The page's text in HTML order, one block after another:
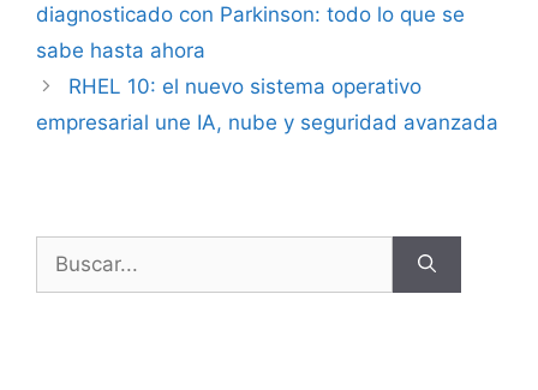
diagnosticado con Parkinson: todo lo que se
sabe hasta ahora
RHEL 10: el nuevo sistema operativo
empresarial une IA, nube y seguridad avanzada